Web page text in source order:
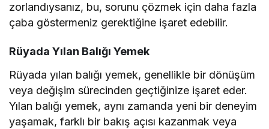
zorlandıysanız, bu, sorunu çözmek için daha fazla
çaba göstermeniz gerektiğine işaret edebilir.
Rüyada Yılan Balığı Yemek
Rüyada yılan balığı yemek, genellikle bir dönüşüm
veya değişim sürecinden geçtiğinize işaret eder.
Yılan balığı yemek, aynı zamanda yeni bir deneyim
yaşamak, farklı bir bakış açısı kazanmak veya